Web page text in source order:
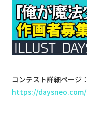
コンテスト詳細ページ：
https://